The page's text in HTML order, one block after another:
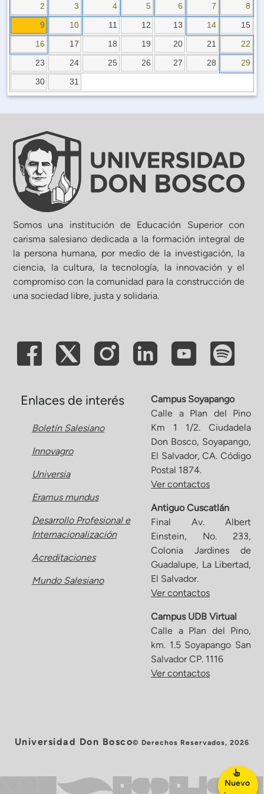
Capacitación Institucional
Estructura organizativa
Académica
Secretaría General
de Gestión Institucional
de Administración y Finanzas
Calidad Académica
Políticas institucionales
Acreditaciones
Boletín de noticias
Publicaciones
2
3 4 5 6 7
8
9
10 11 12 13 14
15
16
17 18 19 20 21
22
23
24 25 26 27 28
29
30
31
Nuevo
Somos una institución de Educación Superior con
carisma salesiano dedicada a la formación integral de
la persona humana, por medio de la investigación, la
ciencia, la cultura, la tecnología, la innovación y el
compromiso con la comunidad para la construcción de
una sociedad libre, justa y solidaria.
Enlaces de interés
Boletín Salesiano
Innovagro
Universia
Eramus mundus
Desarrollo Profesional e
Internacionalización
Acreditaciones
Mundo Salesiano
Campus Soyapango
Calle a Plan del Pino
Km 1 1/2. Ciudadela
Don Bosco, Soyapango,
El Salvador, CA. Código
Postal 1874.
Ver contactos
Antiguo Cuscatlán
Final Av. Albert
Einstein, No. 233,
Colonia Jardines de
Guadalupe, La Libertad,
El Salvador.
Ver contactos
Campus UDB Virtual
Calle a Plan del Pino,
km. 1.5 Soyapango San
Salvador CP. 1116
Ver contactos
Universidad Don Bosco© Derechos Reservados, 2026